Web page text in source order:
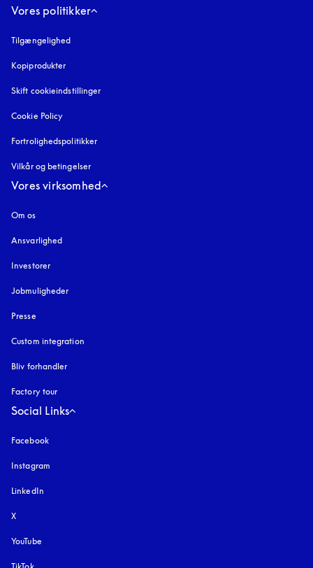
Vores politikker
Tilgængelighed
Kopiprodukter
Skift cookieindstillinger
Cookie Policy
Fortrolighedspolitikker
Vilkår og betingelser
Vores virksomhed
Om os
Ansvarlighed
Investorer
Jobmuligheder
Presse
Custom integration
Bliv forhandler
Factory tour
Social Links
Facebook
Instagram
LinkedIn
X
YouTube